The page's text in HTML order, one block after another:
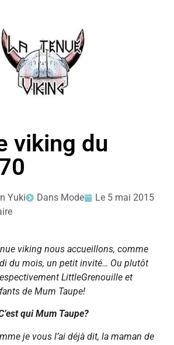
viking du
Yuki Dans Mode Le 5 mai 2015
viking nous accueillons, comme
du mois, un petit invité… Ou plutôt
LittleGrenouille et
de Mum Taupe!
qui Mum Taupe?
je vous l’ai déjà dit, la maman de